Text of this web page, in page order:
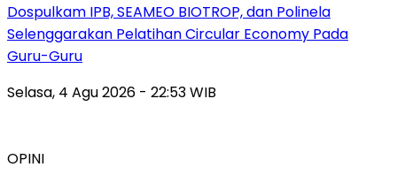
Dospulkam IPB, SEAMEO BIOTROP, dan Polinela
Selenggarakan Pelatihan Circular Economy Pada
Guru-Guru
Selasa, 4 Agu 2026 - 22:53 WIB
OPINI